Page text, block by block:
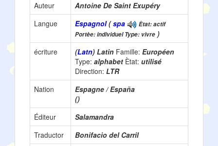
Auteur
Antoine De Saint Exupéry
Langue
Espagnol(spa
Ètat: actif
Portèe: individuel Type: vivre )
écriture
(Latn) Latin Famille: Européen
Type: alphabet Ètat: utilisé
Direction: LTR
Nation
Espagne / España
()
Éditeur
Salamandra
Traductor
Bonifacio del Carril